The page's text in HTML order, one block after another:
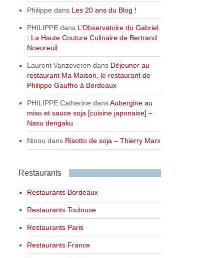
Philippe dans Les 20 ans du Blog !
PHILIPPE dans L’Observatoire du Gabriel
: La Haute Couture Culinaire de Bertrand
Noeureuil
Laurent Vanzeveren dans Déjeuner au
restaurant Ma Maison, le restaurant de
Philippe Gauffre à Bordeaux
PHILIPPE Catherine dansAubergine au
miso et sauce soja [cuisine japonaise] –
Nasu dengaku
Ninou dans Risotto de soja – Thierry Marx
Restaurants
Restaurants Bordeaux
Restaurants Toulouse
Restaurants Paris
Restaurants France